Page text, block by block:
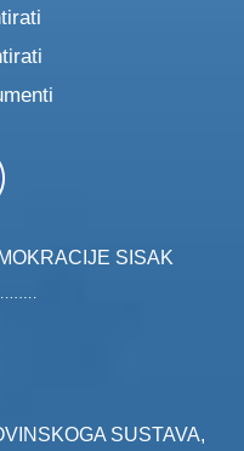
SISAK
SUSTAVA,